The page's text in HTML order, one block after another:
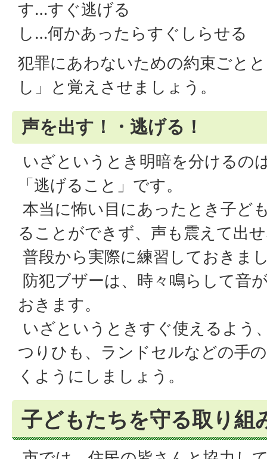
す…すぐ逃げる
し…何かあったらすぐしらせる
犯罪にあわないための約束ごと
し」と覚えさせましょう。
声を出す！・逃げる！
いざというとき明暗を分けるの
「逃げること」です。
本当に怖い目にあったとき子ど
ることができず、声も震えて出
普段から実際に練習しておきま
防犯ブザーは、時々鳴らして音
おきます。
いざというときすぐ使えるよう
つりひも、ランドセルなどの手
くようにしましょう。
子どもたちを守る取り組